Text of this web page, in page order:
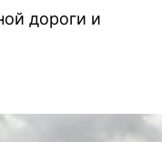
дороги и